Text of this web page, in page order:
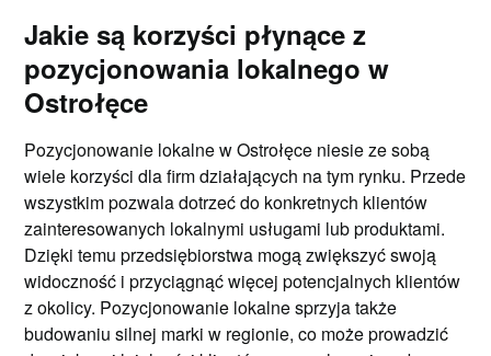
Jakie są korzyści płynące z
pozycjonowania lokalnego w
Ostrołęce
Pozycjonowanie lokalne w Ostrołęce niesie ze sobą
wiele korzyści dla firm działających na tym rynku. Przede
wszystkim pozwala dotrzeć do konkretnych klientów
zainteresowanych lokalnymi usługami lub produktami.
Dzięki temu przedsiębiorstwa mogą zwiększyć swoją
widoczność i przyciągnąć więcej potencjalnych klientów
z okolicy. Pozycjonowanie lokalne sprzyja także
budowaniu silnej marki w regionie, co może prowadzić